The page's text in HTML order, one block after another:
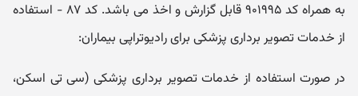
به همراه کد ۹۰۱۹۹۵ قابل گزارش و اخذ می باشد. کد ۸۷ - استفاده
از خدمات تصویر برداری پزشکی برای رادیوتراپی بیماران:
در صورت استفاده از خدمات تصویر برداری پزشکی (سی تی اسکن،